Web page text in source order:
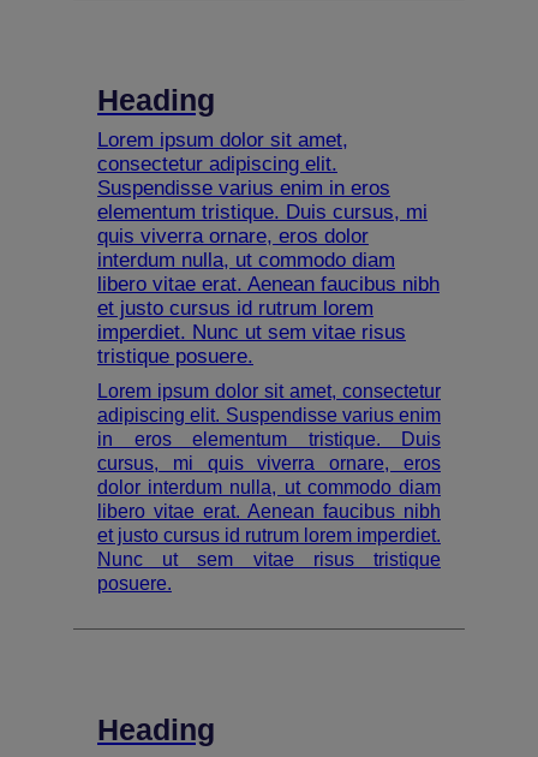
Heading
Lorem ipsum dolor sit amet,
consectetur adipiscing elit.
Suspendisse varius enim in eros
elementum tristique. Duis cursus, mi
quis viverra ornare, eros dolor
interdum nulla, ut commodo diam
libero vitae erat. Aenean faucibus nibh
et justo cursus id rutrum lorem
imperdiet. Nunc ut sem vitae risus
tristique posuere.
Lorem ipsum dolor sit amet, consectetur
adipiscing elit. Suspendisse varius enim
in eros elementum tristique. Duis
cursus, mi quis viverra ornare, eros
dolor interdum nulla, ut commodo diam
libero vitae erat. Aenean faucibus nibh
et justo cursus id rutrum lorem imperdiet.
Nunc ut sem vitae risus tristique
posuere.
Heading